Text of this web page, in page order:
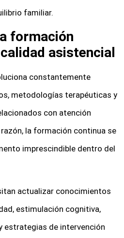
familiar.
formación
asistencial
constantemente
metodologías terapéuticas y
con atención
la formación continua se
imprescindible dentro del
actualizar conocimientos
estimulación cognitiva,
estrategias de intervención